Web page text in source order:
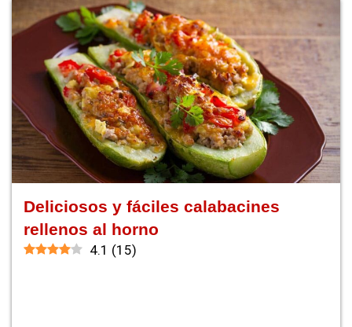
Deliciosos y fáciles calabacines
rellenos al horno
4.1 (15)